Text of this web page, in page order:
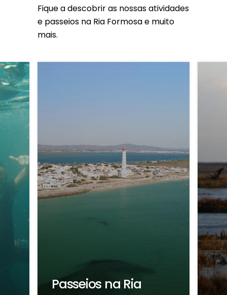
Fique a descobrir as nossas atividades
e passeios na Ria Formosa e muito
mais.
Passeios na Ria